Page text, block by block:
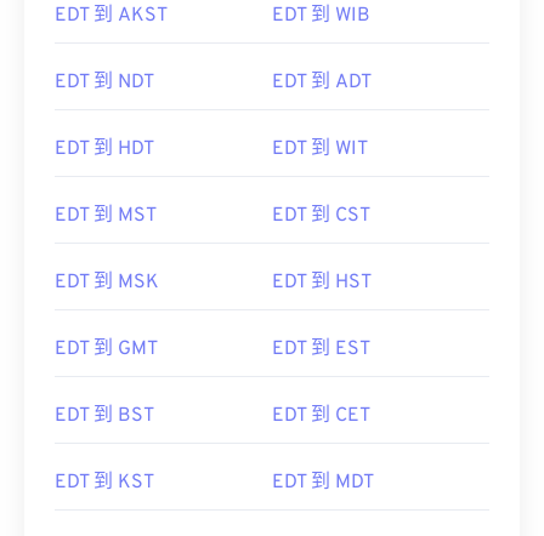
EDT 到 AKST EDT 到 WIB
EDT 到 NDT EDT 到 ADT
EDT 到 HDT EDT 到 WIT
EDT 到 MST EDT 到 CST
EDT 到 MSK EDT 到 HST
EDT 到 GMT EDT 到 EST
EDT 到 BST EDT 到 CET
EDT 到 KST EDT 到 MDT